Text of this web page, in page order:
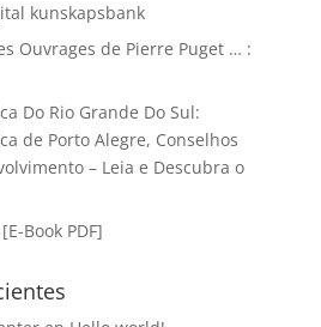
kunskapsbank
Ouvrages de Pierre Puget … :
Do Rio Grande Do Sul:
de Porto Alegre, Conselhos
– Leia e Descubra o
Book PDF]